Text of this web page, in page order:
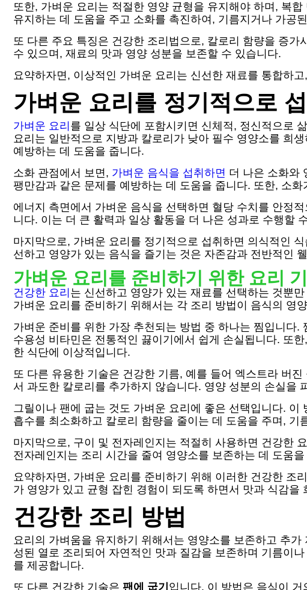
또한, 가벼운 요리는 적절한 영양 균형을 유지해야 하며, 복
유지하는 데 도움을 주고 소화를 촉진하여, 기름지거나 가공
또 다른 주요 특징은 건강한 조리법으로, 칼로리 함량을 증
수 있으며, 재료의 맛과 영양 성분을 보존할 수 있습니다.
요약하자면, 이상적인 가벼운 요리는 신선한 재료를 통합하
가벼운 요리를 정기적으로
가벼운 요리 를 일상 식단에 포함시키면 신체적, 정신적으로
요리는 일반적으로 지방과 칼로리가 낮아 필수 영양소를 희
예방하는 데 도움을 줍니다.
소화 관점에서 보면, 가벼운 음식을 섭취하면 더 나은 소화와
팽만감과 같은 문제를 예방하는 데 도움을 줍니다. 또한, 소
에너지 측면에서 가벼운 음식을 선택하면 혈당 수치를 안정
니다. 이는 더 큰 활력과 일상 활동을 더 나은 성과로 수행할
마지막으로, 가벼운 요리를 정기적으로 섭취하면 의식적인
선하고 영양가 있는 음식을 즐기는 것은 자존감과 전반적인
가벼운 요리를 준비하기 위한 요리
건강한 요리 는 신선하고 영양가 있는 재료를 선택하는 것뿐
가벼운 요리를 준비하기 위해서는 각 조리 방법이 음식의 영
가벼운 준비를 위한 가장 추천되는 방법 중 하나는 찜입니다
수용성 비타민은 전통적인 끓이기에서 쉽게 손실됩니다. 또
한 식단에 이상적입니다.
또 다른 유용한 기술은 건강한 기름, 예를 들어 엑스트라 버
서 과도한 칼로리를 추가하지 않습니다. 영양 성분의 손실을
그릴이나 팬에 굽는 것도 가벼운 요리에 좋은 선택입니다.
흡수를 최소화하고 칼로리 함량을 줄이는 데 도움을 주며, 기
마지막으로, 구이 및 전자레인지는 적절히 사용하면 건강한
전자레인지는 조리 시간을 줄여 영양소를 보존하는 데 도움
요약하자면, 가벼운 요리를 준비하기 위해 이러한 건강한 조
가 영양가 있고 균형 잡힌 경험이 되도록 하면서 맛과 식감을
건강한 조리 방법
요리의 가벼움을 유지하기 위해서는 영양소를 보존하고 추가
성된 열로 조리되어 자연적인 맛과 질감을 보존하며 기름이
를 제공합니다.
또 다른 건강한 기술은 팬에 굽기 입니다. 이 방법은 음식이